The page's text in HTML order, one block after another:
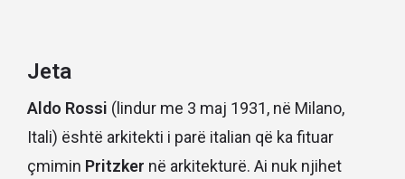
Jeta
Aldo Rossi (lindur me 3 maj 1931, në Milano,
Itali) është arkitekti i parë italian që ka fituar
çmimin Pritzker në arkitekturë. Ai nuk njihet